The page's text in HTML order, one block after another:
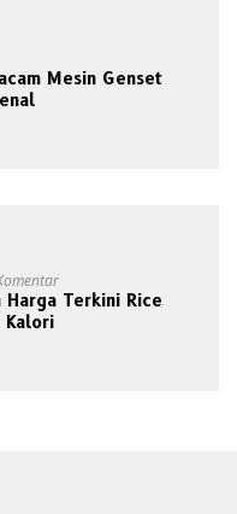
Mesin Genset
Terkini Rice
Kalori